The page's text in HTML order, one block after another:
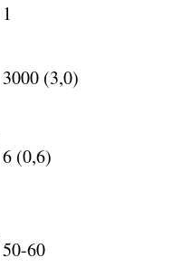
1
3000 (3,0)
6 (0,6)
50-60